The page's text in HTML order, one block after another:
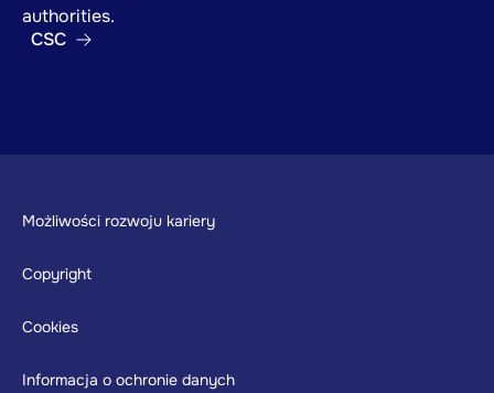
Footer
Możliwości rozwoju kariery
Copyright
Cookies
Informacja o ochronie danych
authorities.
CSC